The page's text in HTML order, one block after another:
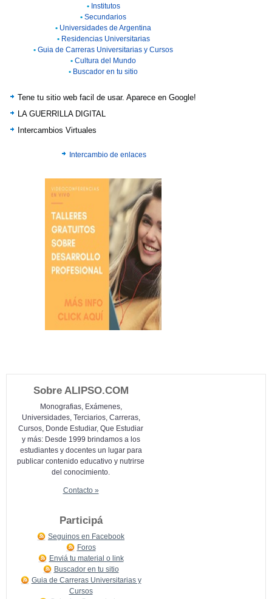
• Institutos
• Secundarios
• Universidades de Argentina
• Residencias Universitarias
• Guia de Carreras Universitarias y Cursos
• Cultura del Mundo
• Buscador en tu sitio
Tene tu sitio web facil de usar. Aparece en Google!
LA GUERRILLA DIGITAL
Intercambios Virtuales
Intercambio de enlaces
Sobre ALIPSO.COM
Monografias, Exámenes,
Universidades, Terciarios, Carreras,
Cursos, Donde Estudiar, Que Estudiar
y más: Desde 1999 brindamos a los
estudiantes y docentes un lugar para
publicar contenido educativo y nutrirse
del conocimiento.
Contacto »
Participá
Seguinos en Facebook
Foros
Enviá tu material o link
Buscador en tu sitio
Guia de Carreras Universitarias y
Cursos